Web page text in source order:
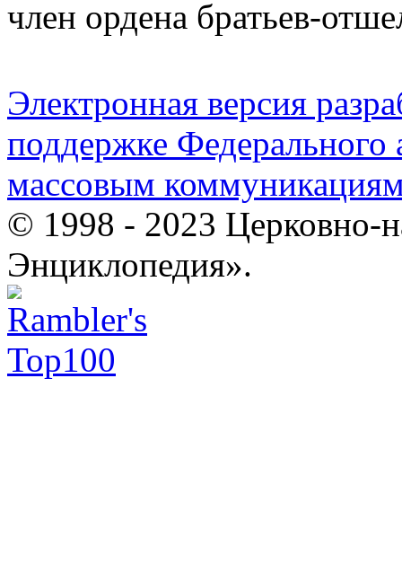
член ордена братьев-
Электронная версия
поддержке Федерального
массовым
© 1998 - 2023 Церковно-
Энциклопедия».